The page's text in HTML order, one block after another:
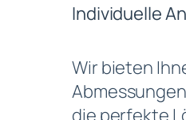
Individuelle
Wir bieten
die perfekte